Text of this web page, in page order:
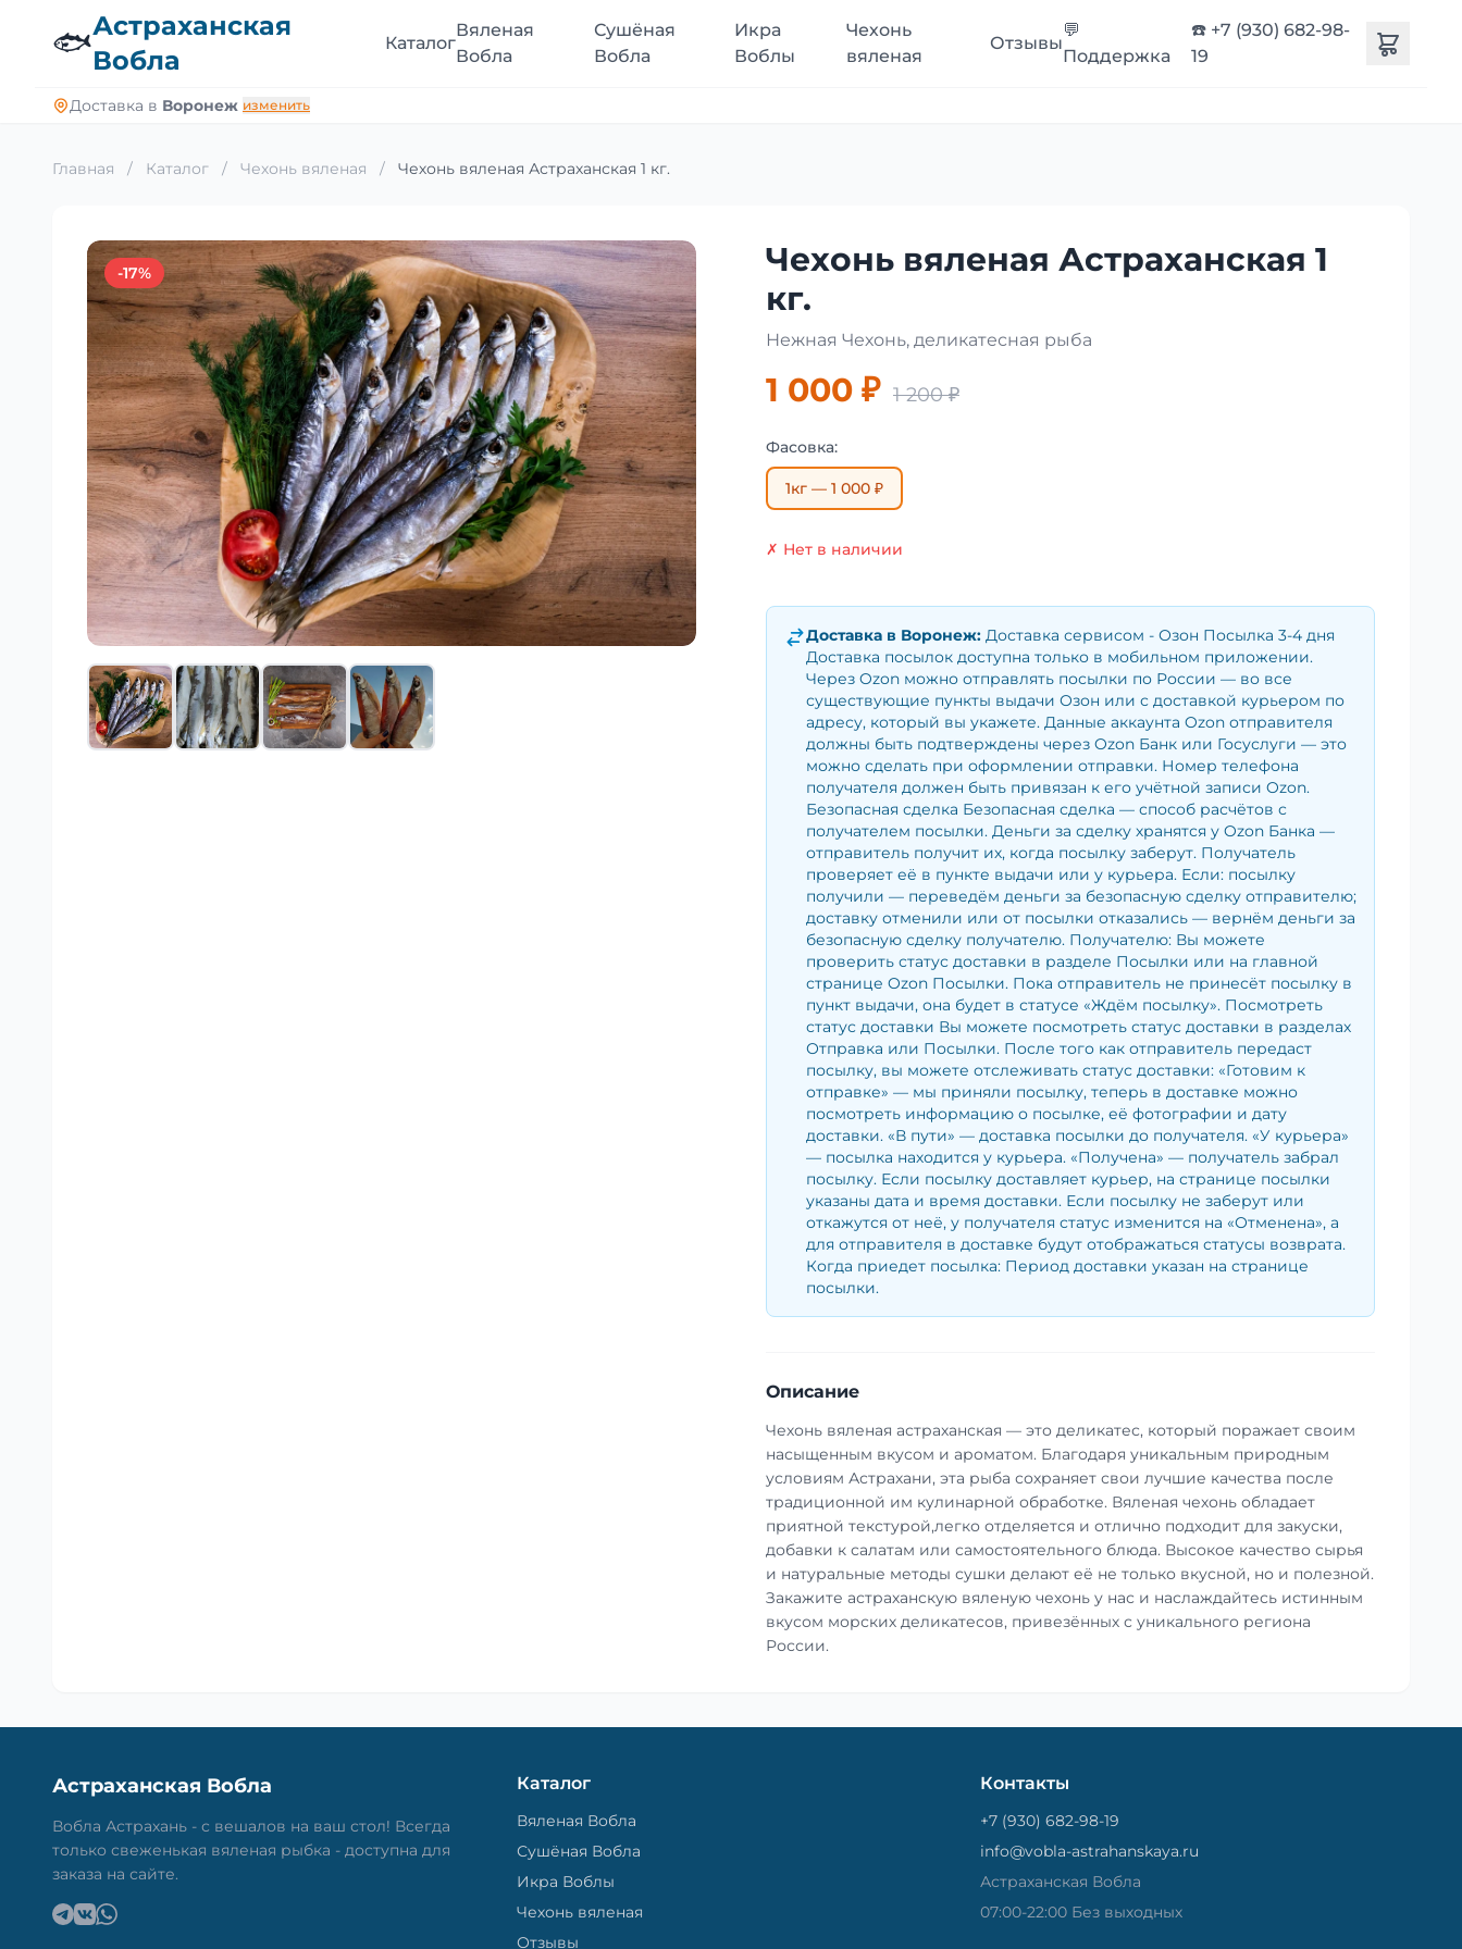
🐟Астраханская
Вобла
Каталог
Вяленая
Вобла
Сушёная
Вобла
Икра
Воблы
Чехонь
вяленая
Отзывы
💬
Поддержка
☎️ +7 (930) 682-98-
19
Доставка в Воронеж изменить
Главная / Каталог / Чехонь вяленая / Чехонь вяленая Астраханская 1 кг.
-17%
Чехонь вяленая Астраханская 1
кг.
Нежная Чехонь, деликатесная рыба
1 000 ₽ 1 200 ₽
Фасовка:
1кг — 1 000 ₽
✗ Нет в наличии
Доставка в Воронеж: Доставка сервисом - Озон Посылка 3-4 дня
Доставка посылок доступна только в мобильном приложении.
Через Ozon можно отправлять посылки по России — во все
существующие пункты выдачи Озон или с доставкой курьером по
адресу, который вы укажете. Данные аккаунта Ozon отправителя
должны быть подтверждены через Ozon Банк или Госуслуги — это
можно сделать при оформлении отправки. Номер телефона
получателя должен быть привязан к его учётной записи Ozon.
Безопасная сделка Безопасная сделка — способ расчётов с
получателем посылки. Деньги за сделку хранятся у Ozon Банка —
отправитель получит их, когда посылку заберут. Получатель
проверяет её в пункте выдачи или у курьера. Если: посылку
получили — переведём деньги за безопасную сделку отправителю;
доставку отменили или от посылки отказались — вернём деньги за
безопасную сделку получателю. Получателю: Вы можете
проверить статус доставки в разделе Посылки или на главной
странице Ozon Посылки. Пока отправитель не принесёт посылку в
пункт выдачи, она будет в статусе «Ждём посылку». Посмотреть
статус доставки Вы можете посмотреть статус доставки в разделах
Отправка или Посылки. После того как отправитель передаст
посылку, вы можете отслеживать статус доставки: «Готовим к
отправке» — мы приняли посылку, теперь в доставке можно
посмотреть информацию о посылке, её фотографии и дату
доставки. «В пути» — доставка посылки до получателя. «У курьера»
— посылка находится у курьера. «Получена» — получатель забрал
посылку. Если посылку доставляет курьер, на странице посылки
указаны дата и время доставки. Если посылку не заберут или
откажутся от неё, у получателя статус изменится на «Отменена», а
для отправителя в доставке будут отображаться статусы возврата.
Когда приедет посылка: Период доставки указан на странице
посылки.
Описание
Чехонь вяленая астраханская — это деликатес, который поражает своим
насыщенным вкусом и ароматом. Благодаря уникальным природным
условиям Астрахани, эта рыба сохраняет свои лучшие качества после
традиционной им кулинарной обработке. Вяленая чехонь обладает
приятной текстурой,легко отделяется и отлично подходит для закуски,
добавки к салатам или самостоятельного блюда. Высокое качество сырья
и натуральные методы сушки делают её не только вкусной, но и полезной.
Закажите астраханскую вяленую чехонь у нас и наслаждайтесь истинным
вкусом морских деликатесов, привезённых с уникального региона
России.
Астраханская Вобла
Вобла Астрахань - с вешалов на ваш стол! Всегда
только свеженькая вяленая рыбка - доступна для
заказа на сайте.
Каталог
Вяленая Вобла
Сушёная Вобла
Икра Воблы
Чехонь вяленая
Отзывы
Контакты
+7 (930) 682-98-19
info@vobla-astrahanskaya.ru
Астраханская Вобла
07:00-22:00 Без выходных